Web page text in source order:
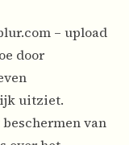
– upload
door
uitziet.
van